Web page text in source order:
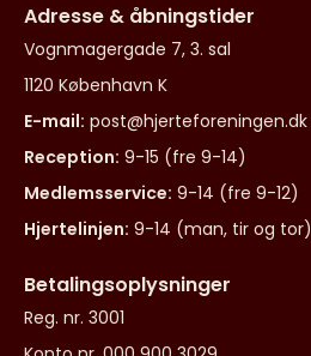
Adresse & åbningstider
Vognmagergade 7, 3. sal
1120 København K
E-mail: post@hjerteforeningen.dk
Reception: 9-15 (fre 9-14)
Medlemsservice: 9-14 (fre 9-12)
Hjertelinjen: 9-14 (man, tir og tor)
Betalingsoplysninger
Reg. nr. 3001